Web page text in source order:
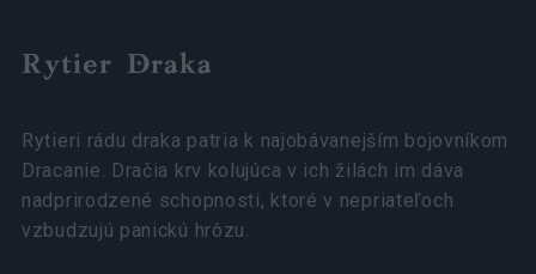
Rytier Draka
Rytieri rádu draka patria k najobávanejším bojovníkom
Dracanie. Dračia krv kolujúca v ich žilách im dáva
nadprirodzené schopnosti, ktoré v nepriateľoch
vzbudzujú panickú hrôzu.